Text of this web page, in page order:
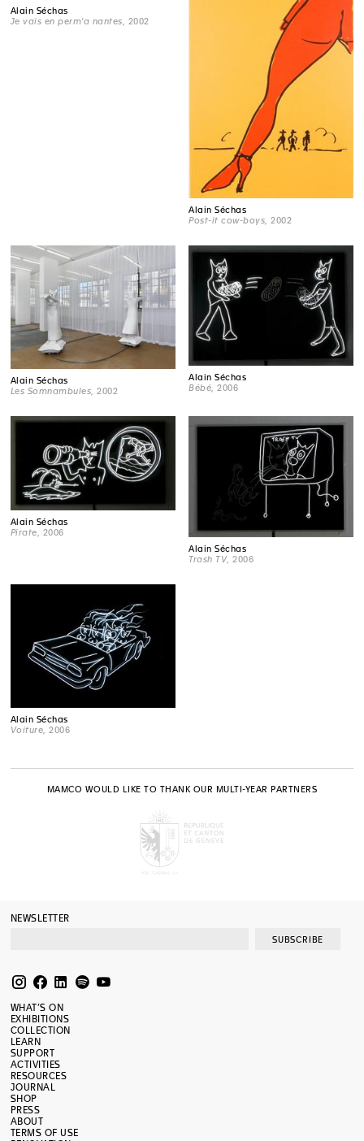
Alain Séchas
Je vais en perm'a nantes , 2002
Alain Séchas
Post-it cow-boys , 2002
Alain Séchas
Les Somnambules , 2002
Alain Séchas
Bébé , 2006
Alain Séchas
Pirate , 2006
Alain Séchas
Trash TV, 2006
Alain Séchas
Voiture , 2006
MAMCO WOULD LIKE TO THANK OUR MULTI-YEAR PARTNERS
NEWSLETTER
SUBSCRIBE
WHAT’S ON
EXHIBITIONS
COLLECTION
LEARN
SUPPORT
ACTIVITIES
RESOURCES
JOURNAL
SHOP
PRESS
ABOUT
TERMS OF USE